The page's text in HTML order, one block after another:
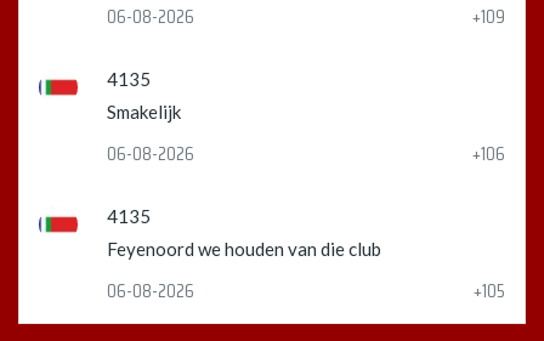
06-08-2026 +109
4135
Smakelijk
06-08-2026 +106
4135
Feyenoord we houden van die club
06-08-2026 +105